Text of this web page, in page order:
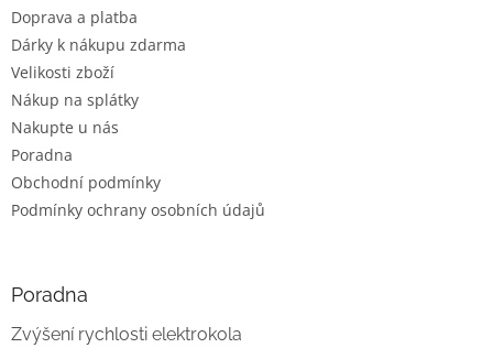
Doprava a platba
Dárky k nákupu zdarma
Velikosti zboží
Nákup na splátky
Nakupte u nás
Poradna
Obchodní podmínky
Podmínky ochrany osobních údajů
Poradna
Zvýšení rychlosti elektrokola